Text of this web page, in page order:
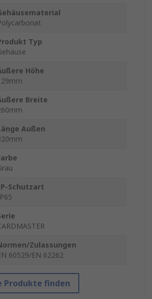
Typ
Höhe
Breite
Außen
Schutzart
Zulassungen
60529/EN 62262
Produkte finden